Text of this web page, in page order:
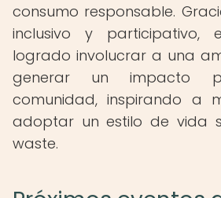
consumo responsable.
inclusivo y participativo,
logrado involucrar a una
generar un impacto
comunidad, inspirando a
adoptar un estilo de vida
waste.